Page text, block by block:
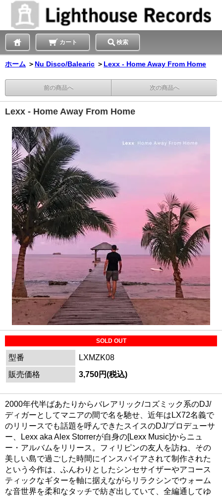
カート 検索
ホーム ＞ Nu Disco/Balearic ＞ Lexx - Home Away From Home
前の商品へ 次の商品へ
Lexx - Home Away From Home
SOLD OUT
型番
LXMZK08
販売価格
3,750円(税込)
2000年代半ばあたりからバレアリック/コズミック系のDJ/
ディガーとしてマニアの間で名を馳せ、近年はLX72名義で
のリリースでも話題を呼んできたスイスのDJ/プロデューサ
ー、Lexx aka Alex Storrerが自身の[Lexx Music]からニュ
ー・アルバムをリリース。フィリピンの友人を訪ね、その
美しい島で過ごした時間にインスパイアされて制作された
という今作は、ふんわりとしたシンセサイザーやアコース
ティックなギターを軸に据えながらリラクシンでウォーム
な音世界を柔和なタッチで紡ぎ出していて、全編通してゆ